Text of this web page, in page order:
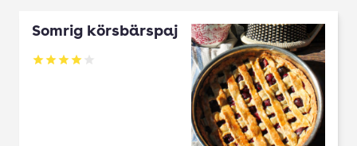
Somrig körsbärspaj
Betyg: 4 av 5